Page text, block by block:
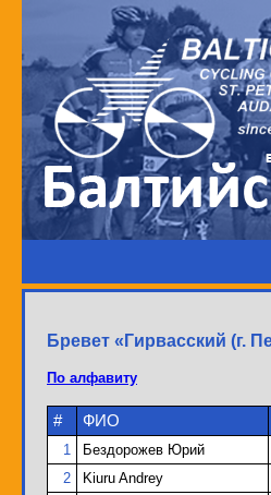
Бревет «Гирвасский (г.
По алфавиту
# ФИО
1 Бездорожев Юрий
2
Kiuru Andrey